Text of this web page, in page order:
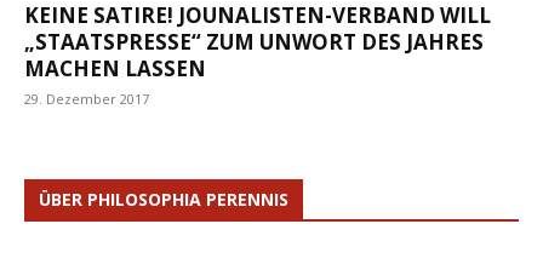
KEINE SATIRE! JOUNALISTEN-VERBAND WILL
„STAATSPRESSE“ ZUM UNWORT DES JAHRES
MACHEN LASSEN
29. Dezember 2017
ÜBER PHILOSOPHIA PERENNIS